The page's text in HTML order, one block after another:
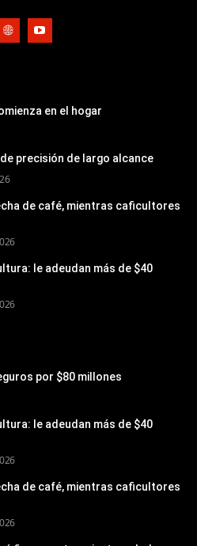
en el hogar
precisión de largo alcance
de café, mientras caficultores
le adeudan más de $40
por $80 millones
le adeudan más de $40
de café, mientras caficultores